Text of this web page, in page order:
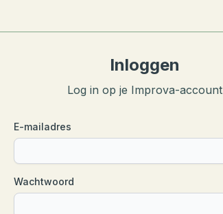
Inloggen
Log in op je Improva-account
E-mailadres
Wachtwoord